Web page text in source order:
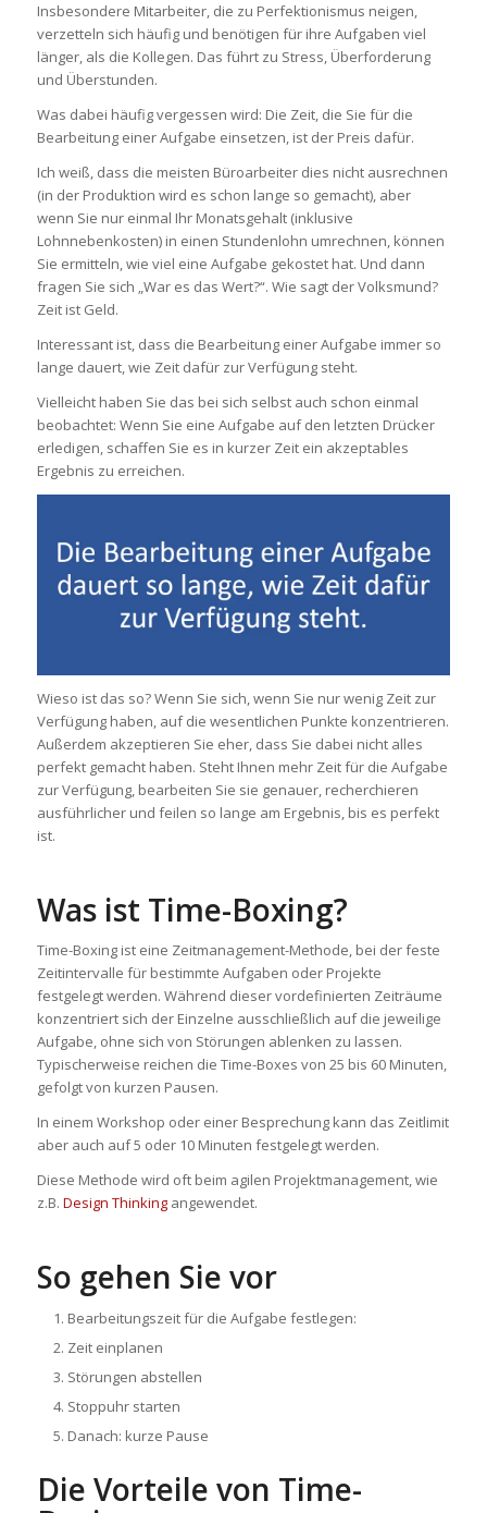
Insbesondere Mitarbeiter, die zu Perfektionismus neigen,
verzetteln sich häufig und benötigen für ihre Aufgaben viel
länger, als die Kollegen. Das führt zu Stress, Überforderung
und Überstunden.
Was dabei häufig vergessen wird: Die Zeit, die Sie für die
Bearbeitung einer Aufgabe einsetzen, ist der Preis dafür.
Ich weiß, dass die meisten Büroarbeiter dies nicht ausrechnen
(in der Produktion wird es schon lange so gemacht), aber
wenn Sie nur einmal Ihr Monatsgehalt (inklusive
Lohnnebenkosten) in einen Stundenlohn umrechnen, können
Sie ermitteln, wie viel eine Aufgabe gekostet hat. Und dann
fragen Sie sich „War es das Wert?“. Wie sagt der Volksmund?
Zeit ist Geld.
Interessant ist, dass die Bearbeitung einer Aufgabe immer so
lange dauert, wie Zeit dafür zur Verfügung steht.
Vielleicht haben Sie das bei sich selbst auch schon einmal
beobachtet: Wenn Sie eine Aufgabe auf den letzten Drücker
erledigen, schaffen Sie es in kurzer Zeit ein akzeptables
Ergebnis zu erreichen.
Wieso ist das so? Wenn Sie sich, wenn Sie nur wenig Zeit zur
Verfügung haben, auf die wesentlichen Punkte konzentrieren.
Außerdem akzeptieren Sie eher, dass Sie dabei nicht alles
perfekt gemacht haben. Steht Ihnen mehr Zeit für die Aufgabe
zur Verfügung, bearbeiten Sie sie genauer, recherchieren
ausführlicher und feilen so lange am Ergebnis, bis es perfekt
ist.
Was ist Time-Boxing?
Time-Boxing ist eine Zeitmanagement-Methode, bei der feste
Zeitintervalle für bestimmte Aufgaben oder Projekte
festgelegt werden. Während dieser vordefinierten Zeiträume
konzentriert sich der Einzelne ausschließlich auf die jeweilige
Aufgabe, ohne sich von Störungen ablenken zu lassen.
Typischerweise reichen die Time-Boxes von 25 bis 60 Minuten,
gefolgt von kurzen Pausen.
In einem Workshop oder einer Besprechung kann das Zeitlimit
aber auch auf 5 oder 10 Minuten festgelegt werden.
Diese Methode wird oft beim agilen Projektmanagement, wie
z.B. Design Thinking angewendet.
So gehen Sie vor
Bearbeitungszeit für die Aufgabe festlegen:
Zeit einplanen
Störungen abstellen
Stoppuhr starten
Danach: kurze Pause
Die Vorteile von Time-